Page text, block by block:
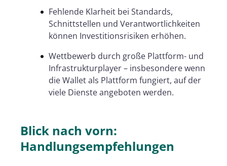
Fehlende Klarheit bei Standards,
Schnittstellen und Verantwortlichkeiten
können Investitionsrisiken erhöhen.
Wettbewerb durch große Plattform- und
Infrastrukturplayer – insbesondere wenn
die Wallet als Plattform fungiert, auf der
viele Dienste angeboten werden.
Blick nach vorn:
Handlungsempfehlungen